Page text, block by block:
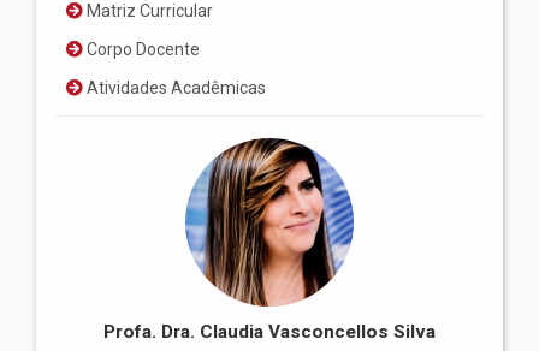
Matriz Curricular
Corpo Docente
Atividades Acadêmicas
Profa. Dra. Claudia Vasconcellos Silva